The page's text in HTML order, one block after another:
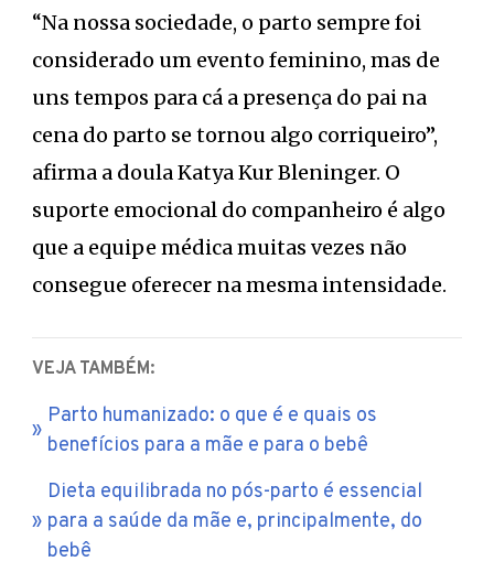
“Na nossa sociedade, o parto sempre foi
considerado um evento feminino, mas de
uns tempos para cá a presença do pai na
cena do parto se tornou algo corriqueiro”,
afirma a doula Katya Kur Bleninger. O
suporte emocional do companheiro é algo
que a equipe médica muitas vezes não
consegue oferecer na mesma intensidade.
VEJA TAMBÉM:
Parto humanizado: o que é e quais os
benefícios para a mãe e para o bebê
Dieta equilibrada no pós-parto é essencial
para a saúde da mãe e, principalmente, do
bebê